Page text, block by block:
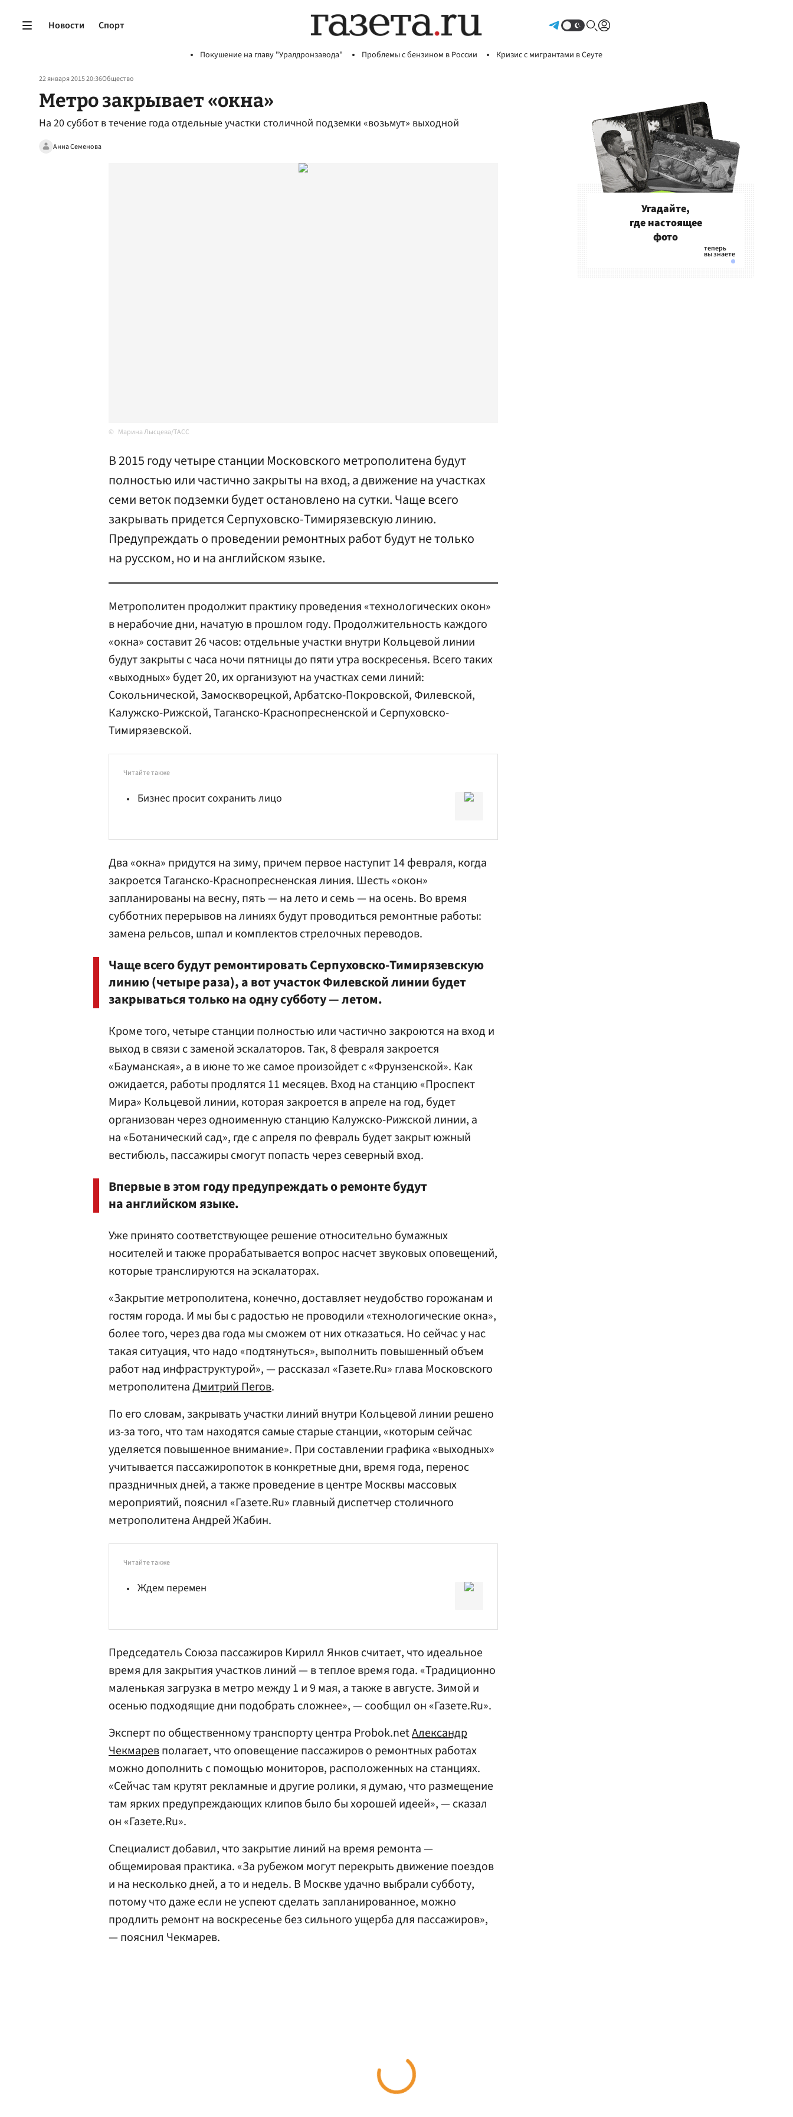
Новости Спорт
Покушение на главу "Уралдронзавода" Проблемы с бензином в России Кризис с мигрантами в Сеуте
22 января 2015 20:36Общество
Метро закрывает «окна»
На 20 суббот в течение года отдельные участки столичной подземки «возьмут» выходной
Анна Семенова
Марина Лысцева/ТАСС
В 2015 году четыре станции Московского метрополитена будут
полностью или частично закрыты на вход, а движение на участках
семи веток подземки будет остановлено на сутки. Чаще всего
закрывать придется Серпуховско-Тимирязевскую линию.
Предупреждать о проведении ремонтных работ будут не только
на русском, но и на английском языке.
Метрополитен продолжит практику проведения «технологических окон»
в нерабочие дни, начатую в прошлом году. Продолжительность каждого
«окна» составит 26 часов: отдельные участки внутри Кольцевой линии
будут закрыты с часа ночи пятницы до пяти утра воскресенья. Всего таких
«выходных» будет 20, их организуют на участках семи линий:
Сокольнической, Замоскворецкой, Арбатско-Покровской, Филевской,
Калужско-Рижской, Таганско-Краснопресненской и Серпуховско-
Тимирязевской.
Читайте также
Бизнес просит сохранить лицо
Два «окна» придутся на зиму, причем первое наступит 14 февраля, когда
закроется Таганско-Краснопресненская линия. Шесть «окон»
запланированы на весну, пять — на лето и семь — на осень. Во время
субботних перерывов на линиях будут проводиться ремонтные работы:
замена рельсов, шпал и комплектов стрелочных переводов.
Чаще всего будут ремонтировать Серпуховско-Тимирязевскую
линию (четыре раза), а вот участок Филевской линии будет
закрываться только на одну субботу — летом.
Кроме того, четыре станции полностью или частично закроются на вход и
выход в связи с заменой эскалаторов. Так, 8 февраля закроется
«Бауманская», а в июне то же самое произойдет с «Фрунзенской». Как
ожидается, работы продлятся 11 месяцев. Вход на станцию «Проспект
Мира» Кольцевой линии, которая закроется в апреле на год, будет
организован через одноименную станцию Калужско-Рижской линии, а
на «Ботанический сад», где с апреля по февраль будет закрыт южный
вестибюль, пассажиры смогут попасть через северный вход.
Впервые в этом году предупреждать о ремонте будут
на английском языке.
Уже принято соответствующее решение относительно бумажных
носителей и также прорабатывается вопрос насчет звуковых оповещений,
которые транслируются на эскалаторах.
«Закрытие метрополитена, конечно, доставляет неудобство горожанам и
гостям города. И мы бы с радостью не проводили «технологические окна»,
более того, через два года мы сможем от них отказаться. Но сейчас у нас
такая ситуация, что надо «подтянуться», выполнить повышенный объем
работ над инфраструктурой», — рассказал «Газете.Ru» глава Московского
метрополитенаДмитрий Пегов.
По его словам, закрывать участки линий внутри Кольцевой линии решено
из-за того, что там находятся самые старые станции, «которым сейчас
уделяется повышенное внимание». При составлении графика «выходных»
учитывается пассажиропоток в конкретные дни, время года, перенос
праздничных дней, а также проведение в центре Москвы массовых
мероприятий, пояснил «Газете.Ru» главный диспетчер столичного
метрополитена Андрей Жабин.
Читайте также
Ждем перемен
Председатель Союза пассажировКирилл Янковсчитает, что идеальное
время для закрытия участков линий — в теплое время года. «Традиционно
маленькая загрузка в метро между 1 и 9 мая, а также в августе. Зимой и
осенью подходящие дни подобрать сложнее», — сообщил он «Газете.Ru».
Эксперт по общественному транспорту центра Probok.netАлександр
Чекмаревполагает, что оповещение пассажиров о ремонтных работах
можно дополнить с помощью мониторов, расположенных на станциях.
«Сейчас там крутят рекламные и другие ролики, я думаю, что размещение
там ярких предупреждающих клипов было бы хорошей идеей», — сказал
он «Газете.Ru».
Специалист добавил, что закрытие линий на время ремонта —
общемировая практика. «За рубежом могут перекрыть движение поездов
и на несколько дней, а то и недель. В Москве удачно выбрали субботу,
потому что даже если не успеют сделать запланированное, можно
продлить ремонт на воскресенье без сильного ущерба для пассажиров»,
— пояснил Чекмарев.
Угадайте,
где настоящее
фото